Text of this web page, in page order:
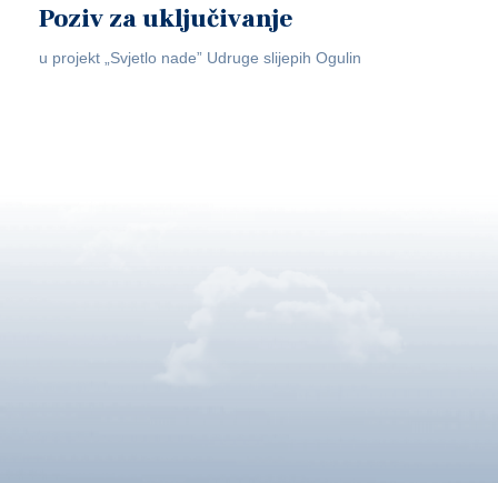
Poziv za uključivanje
u projekt „Svjetlo nade” Udruge slijepih Ogulin